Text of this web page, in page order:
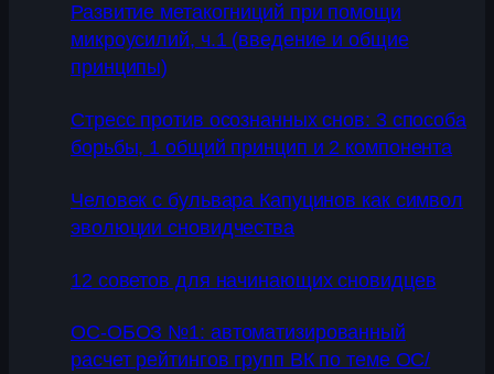
Развитие метакогниций при помощи
микроусилий, ч.1 (введение и общие
принципы)
Стресс против осознанных снов: 3 способа
борьбы, 1 общий принцип и 2 компонента
Человек с бульвара Капуцинов как символ
эволюции сновидчества
12 советов для начинающих сновидцев
ОС-ОБОЗ №1: автоматизированный
расчет рейтингов групп ВК по теме ОС/